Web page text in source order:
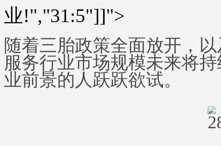
业!","31:5"]]">
随着三胎政策全面放开，
服务行业市场规模未来将
业前景的人跃跃欲试。